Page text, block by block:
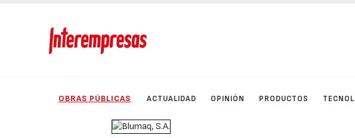
OBRAS PÚBLICAS ACTUALIDAD OPINIÓN PRODUCTOS